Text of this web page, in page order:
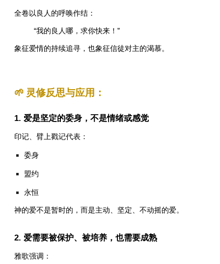
全卷以良人的呼唤作结：
“我的良人哪，求你快来！”
象征爱情的持续追寻，也象征信徒对主的渴慕。
🌱 灵修反思与应用：
1. 爱是坚定的委身，不是情绪或感觉
印记、臂上戳记代表：
委身
盟约
永恒
神的爱不是暂时的，而是主动、坚定、不动摇的爱。
2. 爱需要被保护、被培养，也需要成熟
雅歌强调：